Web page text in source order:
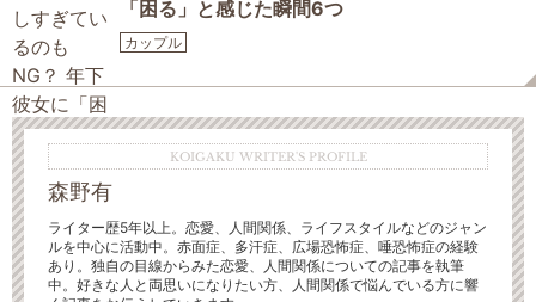
「困る」と感じた瞬間6つ
カップル
KOIGAKU WRITER'S PROFILE
森野有
ライター歴5年以上。恋愛、人間関係、ライフスタイルなどのジャン
ルを中心に活動中。赤面症、多汗症、広場恐怖症、唾恐怖症の経験
あり。独自の目線からみた恋愛、人間関係についての記事を執筆
中。好きな人と両思いになりたい方、人間関係で悩んでいる方に響